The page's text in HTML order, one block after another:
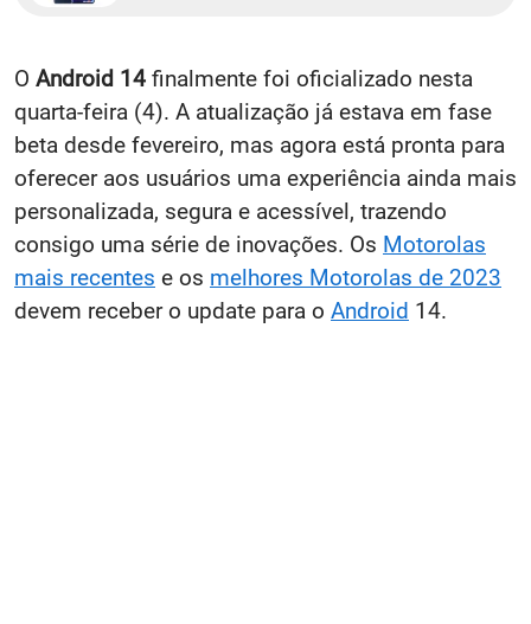
O Android 14 finalmente foi oficializado nesta
quarta-feira (4). A atualização já estava em fase
beta desde fevereiro, mas agora está pronta para
oferecer aos usuários uma experiência ainda mais
personalizada, segura e acessível, trazendo
consigo uma série de inovações. Os Motorolas
mais recentes e os melhores Motorolas de 2023
devem receber o update para o Android 14.